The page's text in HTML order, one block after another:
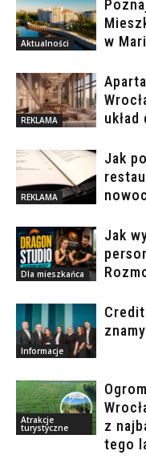
Aktualności
w
REKLAMA
REKLAMA
Jak
Dla mieszkańca
Jak
Informacje
znamy
Atrakcje
turystyczne
z
tego